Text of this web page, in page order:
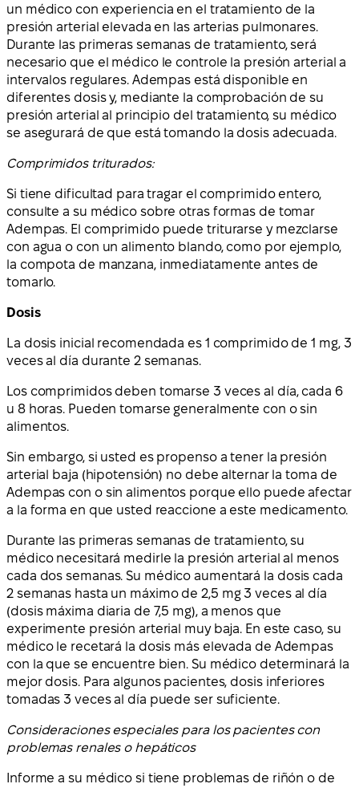
un médico con experiencia en el tratamiento de la
presión arterial elevada en las arterias pulmonares.
Durante las primeras semanas de tratamiento, será
necesario que el médico le controle la presión arterial a
intervalos regulares. Adempas está disponible en
diferentes dosis y, mediante la comprobación de su
presión arterial al principio del tratamiento, su médico
se asegurará de que está tomando la dosis adecuada.
Comprimidos triturados:
Si tiene dificultad para tragar el comprimido entero,
consulte a su médico sobre otras formas de tomar
Adempas. El comprimido puede triturarse y mezclarse
con agua o con un alimento blando, como por ejemplo,
la compota de manzana, inmediatamente antes de
tomarlo.
Dosis
La dosis inicial recomendada es 1 comprimido de 1 mg, 3
veces al día durante 2 semanas.
Los comprimidos deben tomarse 3 veces al día, cada 6
u 8 horas. Pueden tomarse generalmente con o sin
alimentos.
Sin embargo, si usted es propenso a tener la presión
arterial baja (hipotensión) no debe alternar la toma de
Adempas con o sin alimentos porque ello puede afectar
a la forma en que usted reaccione a este medicamento.
Durante las primeras semanas de tratamiento, su
médico necesitará medirle la presión arterial al menos
cada dos semanas. Su médico aumentará la dosis cada
2 semanas hasta un máximo de 2,5 mg 3 veces al día
(dosis máxima diaria de 7,5 mg), a menos que
experimente presión arterial muy baja. En este caso, su
médico le recetará la dosis más elevada de Adempas
con la que se encuentre bien. Su médico determinará la
mejor dosis. Para algunos pacientes, dosis inferiores
tomadas 3 veces al día puede ser suficiente.
Consideraciones especiales para los pacientes con
problemas renales o hepáticos
Informe a su médico si tiene problemas de riñón o de